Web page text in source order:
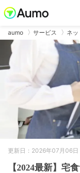
aumo サービス ネ
更新日：2026年07月06日
【2024最新】宅